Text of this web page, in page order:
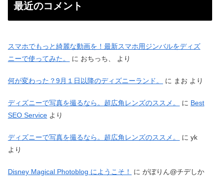
最近のコメント
スマホでもっと綺麗な動画を！最新スマホ用ジンバルをディズ
ニーで使ってみた。
に おちっち、 より
何が変わった？9月１日以降のディズニーランド。 に まお より
ディズニーで写真を撮るなら。超広角レンズのススメ。 に Best
SEO Service より
ディズニーで写真を撮るなら。超広角レンズのススメ。 に yk
より
Disney Magical Photoblog にようこそ！ に がぼりん@チデしか